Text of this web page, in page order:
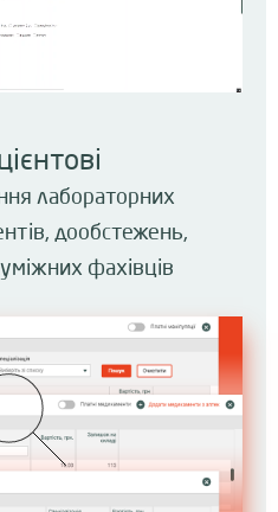
лабораторних
дообстежень,
фахівців